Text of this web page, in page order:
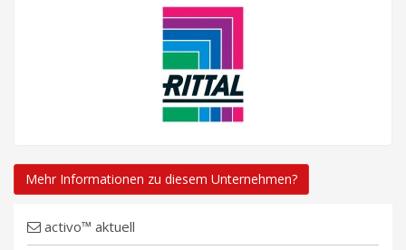
Mehr Informationen zu diesem Unternehmen?
activo™ aktuell